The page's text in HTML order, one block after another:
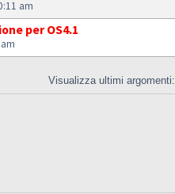
am
per OS4.1
Visualizza ultimi argomenti: